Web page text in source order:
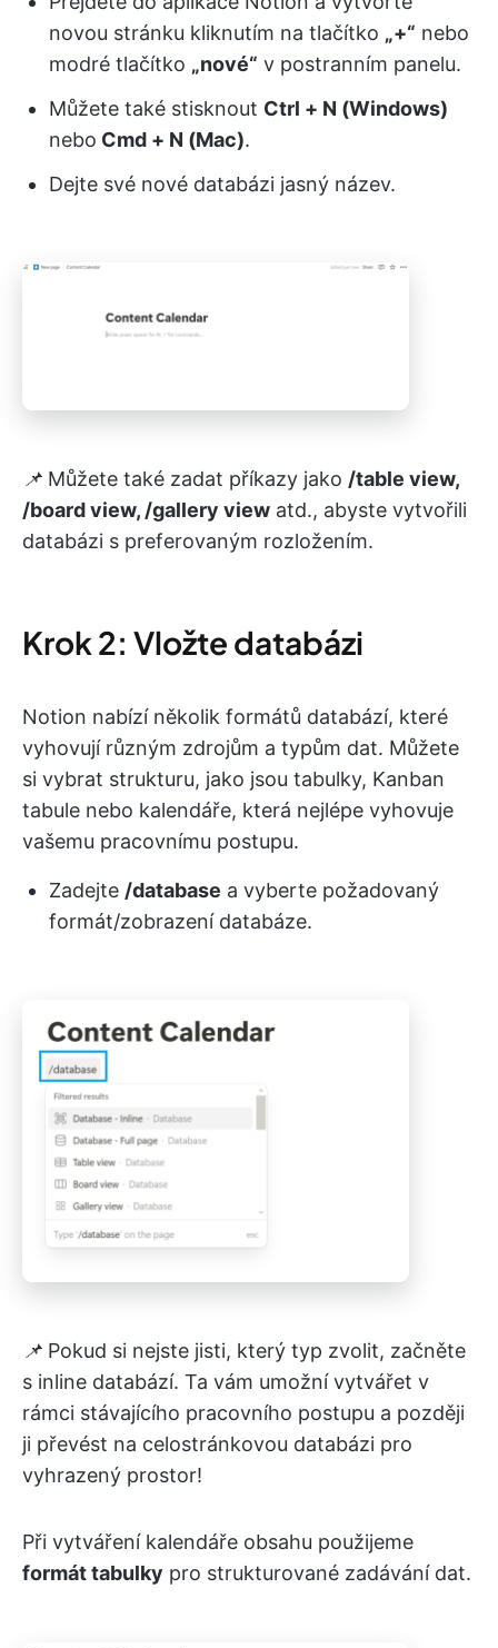
novou stránku kliknutím na tlačítko „+“ nebo
modré tlačítko „nové“ v postranním panelu.
Můžete také stisknout Ctrl + N (Windows)
nebo Cmd + N (Mac).
Dejte své nové databázi jasný název.
📌 Můžete také zadat příkazy jako /table view,
/board view, /gallery view atd., abyste vytvořili
databázi s preferovaným rozložením.
Krok 2: Vložte databázi
Notion nabízí několik formátů databází, které
vyhovují různým zdrojům a typům dat. Můžete
si vybrat strukturu, jako jsou tabulky, Kanban
tabule nebo kalendáře, která nejlépe vyhovuje
vašemu pracovnímu postupu.
Zadejte /database a vyberte požadovaný
formát/zobrazení databáze.
📌 Pokud si nejste jisti, který typ zvolit, začněte
s inline databází. Ta vám umožní vytvářet v
rámci stávajícího pracovního postupu a později
ji převést na celostránkovou databázi pro
vyhrazený prostor!
Při vytváření kalendáře obsahu použijeme
formát tabulky pro strukturované zadávání dat.